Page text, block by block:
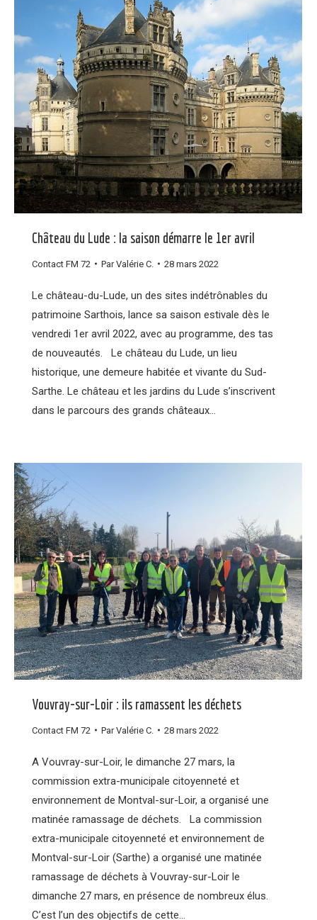
Château du Lude : la saison démarre le 1er avril
Contact FM 72 ParValérie C. 28 mars 2022
Le château-du-Lude, un des sites indétrônables du
patrimoine Sarthois, lance sa saison estivale dès le
vendredi 1er avril 2022, avec au programme, des tas
de nouveautés. Le château du Lude, un lieu
historique, une demeure habitée et vivante du Sud-
Sarthe. Le château et les jardins du Lude s’inscrivent
dans le parcours des grands châteaux…
Vouvray-sur-Loir : ils ramassent les déchets
Contact FM 72 ParValérie C. 28 mars 2022
A Vouvray-sur-Loir, le dimanche 27 mars, la
commission extra-municipale citoyenneté et
environnement de Montval-sur-Loir, a organisé une
matinée ramassage de déchets. La commission
extra-municipale citoyenneté et environnement de
Montval-sur-Loir (Sarthe) a organisé une matinée
ramassage de déchets à Vouvray-sur-Loir le
dimanche 27 mars, en présence de nombreux élus.
C’est l’un des objectifs de cette…